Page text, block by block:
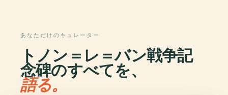
あなただけのキュレーター
トノン＝レ＝バン戦争記
念碑のすべてを、
語る。